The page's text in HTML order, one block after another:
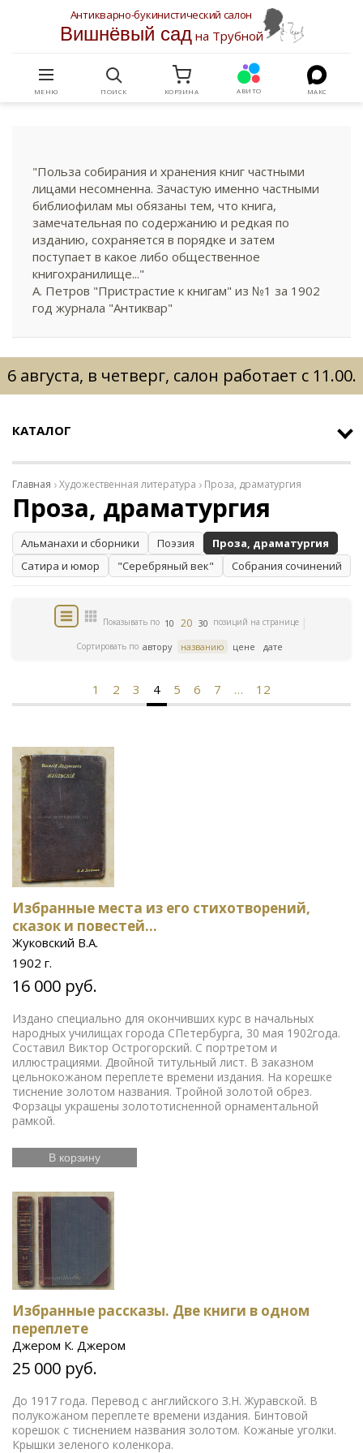
Антикварно-букинистический салон
Вишнёвый садна Трубной
МЕНЮ ПОИСК КОРЗИНА АВИТО МАКС
"Польза собирания и хранения книг частными
лицами несомненна. Зачастую именно частными
библиофилам мы обязаны тем, что книга,
замечательная по содержанию и редкая по
изданию, сохраняется в порядке и затем
поступает в какое либо общественное
книгохранилище..."
А. Петров "Пристрастие к книгам" из №1 за 1902
год журнала "Антиквар"
6 августа, в четверг, салон работает с 11.00.
КАТАЛОГ
Главная Художественная литература Проза, драматургия
Проза, драматургия
Альманахи и сборники Поэзия
Проза, драматургия
Сатира и юмор
"Серебряный век" Собрания сочинений
Показывать по 10 20 30 позиций на странице
Сортировать по автору названию цене дате
1 2 3 4 5 6 7 … 12
Избранные места из его стихотворений,
сказок и повестей...
Жуковский В.А.
1902 г.
16 000 руб.
Издано специально для окончивших курс в начальных
народных училищах города СПетербурга, 30 мая 1902года.
Составил Виктор Острогорский. С портретом и
иллюстрациями. Двойной титульный лист. В заказном
цельнокожаном переплете времени издания. На корешке
тиснение золотом названия. Тройной золотой обрез.
Форзацы украшены золототисненной орнаментальной
рамкой.
В корзину
Избранные рассказы. Две книги в одном
переплете
Джером К. Джером
25 000 руб.
До 1917 года. Перевод с английского З.Н. Журавской. В
полукожаном переплете времени издания. Бинтовой
корешок с тиснением названия золотом. Кожаные уголки.
Крышки зеленого коленкора.